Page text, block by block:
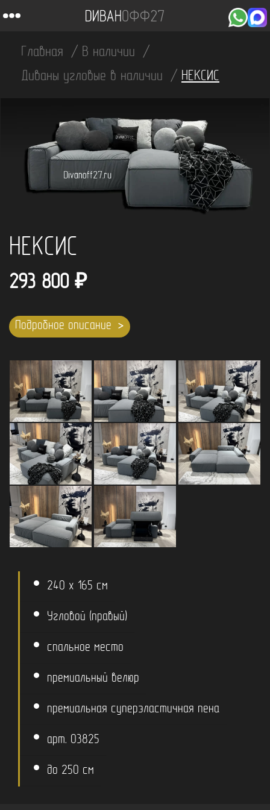
Главная
В наличии
Диваны угловые в наличии
НЕКСИС
НЕКСИС
293 800 ₽
Подробное описание
240 x 165 см
Угловой (правый)
спальное место
премиальный велюр
премиальная суперэластичная пена
арт. 03825
до 250 см